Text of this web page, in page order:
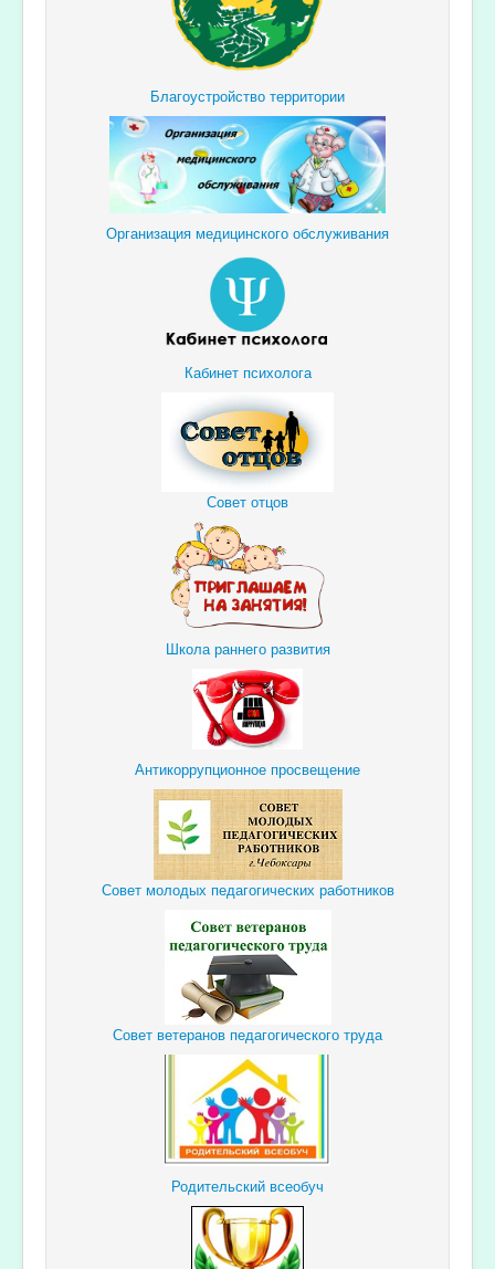
Благоустройство территории
Организация медицинского обслуживания
Кабинет психолога
Совет отцов
Школа раннего развития
Антикоррупционное просвещение
Совет молодых педагогических работников
Совет ветеранов педагогического труда
Родительский всеобуч